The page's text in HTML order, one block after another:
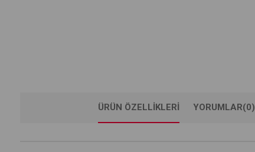
ÜRÜN ÖZELLIKLERI YORUMLAR(0)